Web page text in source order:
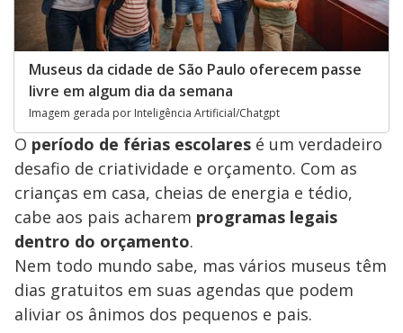
Museus da cidade de São Paulo oferecem passe
livre em algum dia da semana
Imagem gerada por Inteligência Artificial/Chatgpt
O período de férias escolares é um verdadeiro
desafio de criatividade e orçamento. Com as
crianças em casa, cheias de energia e tédio,
cabe aos pais acharem programas legais
dentro do orçamento.
Nem todo mundo sabe, mas vários museus têm
dias gratuitos em suas agendas que podem
aliviar os ânimos dos pequenos e pais.